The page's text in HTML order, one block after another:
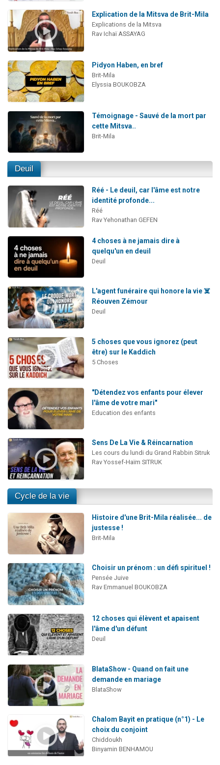
Explication de la Mitsva de Brit-Mila
Explications de la Mitsva
Rav Ichaï ASSAYAG
Pidyon Haben, en bref
Brit-Mila
Elyssia BOUKOBZA
Témoignage - Sauvé de la mort par
cette Mitsva..
Brit-Mila
Deuil
Réé - Le deuil, car l'âme est notre
identité profonde...
Réé
Rav Yehonathan GEFEN
4 choses à ne jamais dire à
quelqu'un en deuil
Deuil
L'agent funéraire qui honore la vie ☠️
Réouven Zémour
Deuil
5 choses que vous ignorez (peut
être) sur le Kaddich
5 Choses
"Détendez vos enfants pour élever
l'âme de votre mari"
Education des enfants
Sens De La Vie & Réincarnation
Les cours du lundi du Grand Rabbin Sitruk
Rav Yossef-Haïm SITRUK
Cycle de la vie
Histoire d'une Brit-Mila réalisée... de
justesse !
Brit-Mila
Choisir un prénom : un défi spirituel !
Pensée Juive
Rav Emmanuel BOUKOBZA
12 choses qui élèvent et apaisent
l'âme d'un défunt
Deuil
BlataShow - Quand on fait une
demande en mariage
BlataShow
Chalom Bayit en pratique (n°1) - Le
choix du conjoint
Chiddoukh
Binyamin BENHAMOU